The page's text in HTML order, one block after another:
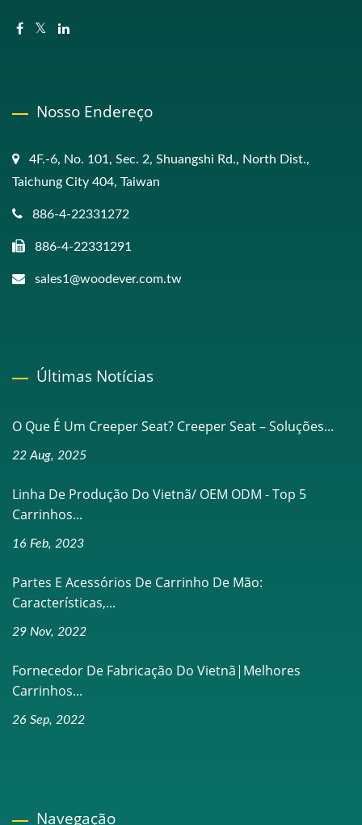
Nosso Endereço
4F.-6, No. 101, Sec. 2, Shuangshi Rd., North Dist.,
Taichung City 404, Taiwan
886-4-22331272
886-4-22331291
sales1@woodever.com.tw
Últimas Notícias
O Que É Um Creeper Seat? Creeper Seat – Soluções...
22 Aug, 2025
Linha De Produção Do Vietnã/ OEM ODM - Top 5
Carrinhos...
16 Feb, 2023
Partes E Acessórios De Carrinho De Mão:
Características,...
29 Nov, 2022
Fornecedor De Fabricação Do Vietnã|Melhores
Carrinhos...
26 Sep, 2022
Navegação